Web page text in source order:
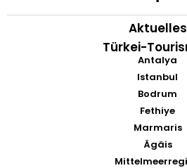
Aktuelles
Türkei-
Antalya
Istanbul
Bodrum
Fethiye
Marmaris
Ägäis